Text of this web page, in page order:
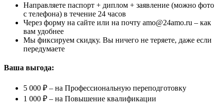
Направляете паспорт + диплом + заявление (можно фото
с телефона) в течение 24 часов
Через форму на сайте или на почту amo@24amo.ru – как
вам удобнее
Мы фиксируем скидку. Вы ничего не теряете, даже если
передумаете
Ваша выгода:
5 000 ₽ – на Профессиональную переподготовку
1 000 ₽ – на Повышение квалификации